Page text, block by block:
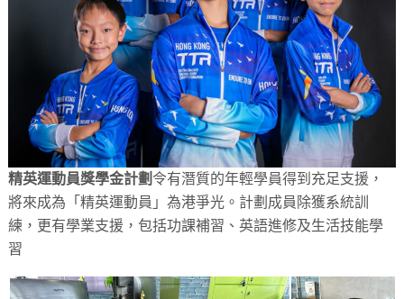
精英運動員獎學金計劃 令有潛質的年輕學員得到充足支援，
將來成為「精英運動員」為港爭光。計劃成員除獲系統訓
練，更有學業支援，包括功課補習、英語進修及生活技能學
習